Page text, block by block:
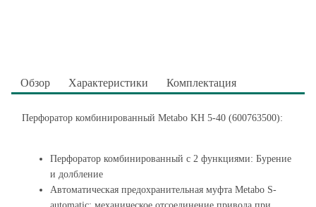
Обзор Характеристики Комплектация
Перфоратор комбинированный Metabo KH 5-40 (600763500):
Перфоратор комбинированный с 2 функциями: Бурение
и долбление
Автоматическая предохранительная муфта Metabo S-